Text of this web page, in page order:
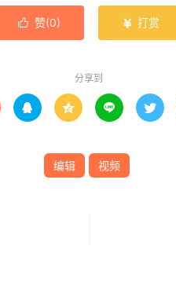
 赞(0)  打赏
分享到
   
编辑 视频